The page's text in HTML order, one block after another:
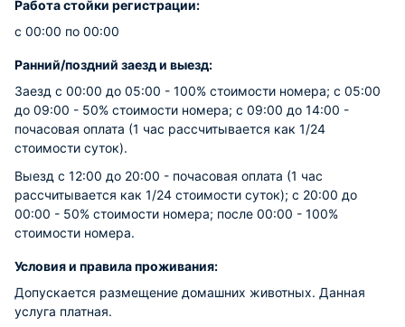
Работа стойки регистрации:
с 00:00 по 00:00
Ранний/поздний заезд и выезд:
Заезд с 00:00 до 05:00 - 100% стоимости номера; с 05:00
до 09:00 - 50% стоимости номера; с 09:00 до 14:00 -
почасовая оплата (1 час рассчитывается как 1/24
стоимости суток).
Выезд с 12:00 до 20:00 - почасовая оплата (1 час
рассчитывается как 1/24 стоимости суток); с 20:00 до
00:00 - 50% стоимости номера; после 00:00 - 100%
стоимости номера.
Условия и правила проживания:
Допускается размещение домашних животных. Данная
услуга платная.